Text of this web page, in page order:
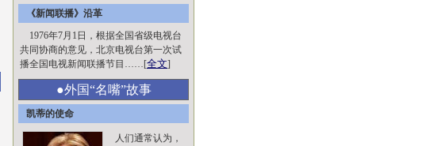
《新闻联播》沿革
1976年7月1日，根据全国省级电视台
共同协商的意见，北京电视台第一次试
播全国电视新闻联播节目……[全文]
●外国“名嘴”故事
凯蒂的使命
人们通常认为，